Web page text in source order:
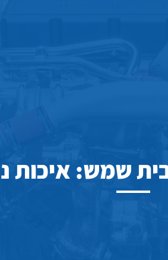
שמש: איכות